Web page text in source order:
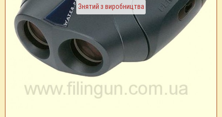
Знятий з виробництва